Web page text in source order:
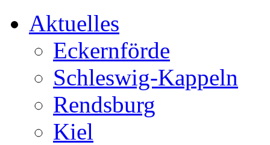
Aktuelles
Eckernförde
Schleswig-Kappeln
Rendsburg
Kiel